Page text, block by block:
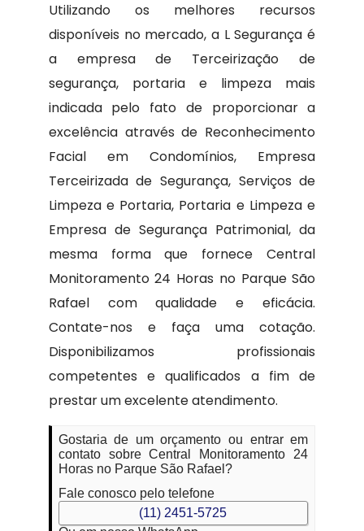
Utilizando os melhores recursos
disponíveis no mercado, a L Segurança é
a empresa de Terceirização de
segurança, portaria e limpeza mais
indicada pelo fato de proporcionar a
excelência através de Reconhecimento
Facial em Condomínios, Empresa
Terceirizada de Segurança, Serviços de
Limpeza e Portaria, Portaria e Limpeza e
Empresa de Segurança Patrimonial, da
mesma forma que fornece Central
Monitoramento 24 Horas no Parque São
Rafael com qualidade e eficácia.
Contate-nos e faça uma cotação.
Disponibilizamos profissionais
competentes e qualificados a fim de
prestar um excelente atendimento.
Gostaria de um orçamento ou entrar em
contato sobre Central Monitoramento 24
Horas no Parque São Rafael?
Fale conosco pelo telefone
(11) 2451-5725